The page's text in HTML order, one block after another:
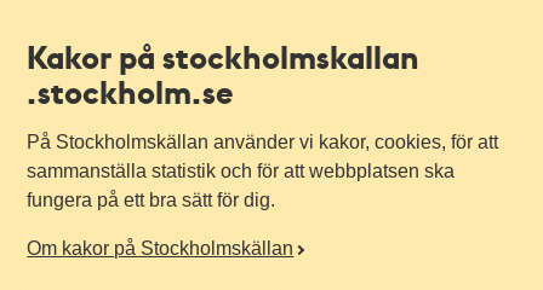
Kakor på stockholmskallan
.stockholm.se
På Stockholmskällan använder vi kakor, cookies, för att
sammanställa statistik och för att webbplatsen ska
fungera på ett bra sätt för dig.
Om kakor på Stockholmskällan